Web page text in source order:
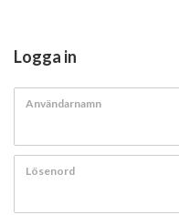
Logga in
Användarnamn
Lösenord